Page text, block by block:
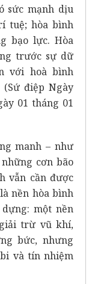
sức mạnh dịu
tuệ; hòa bình
bạo lực. Hòa
trước sự dữ
với hoà bình
(Sứ điệp Ngày
01 tháng 01
manh – như
cơn bão
vẫn cần được
nền hòa bình
một nền
trừ vũ khí,
bức, nhưng
và tín nhiệm